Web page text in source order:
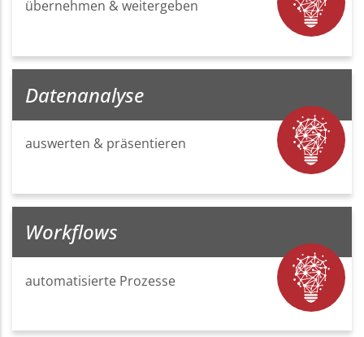
übernehmen & weitergeben
Datenanalyse
auswerten & präsentieren
Workflows
automatisierte Prozesse